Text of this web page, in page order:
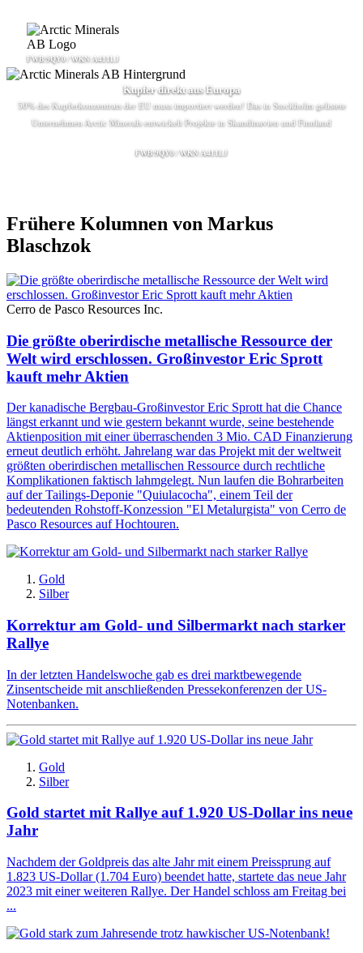
FWB:9QY0 / WKN:A411LJ
Kupfer direkt aus Europa
50% des Kupferkonzentrats der EU muss importiert werden! Das in Stockholm gelistete
Unternehmen Arctic Minerals entwickelt Projekte in Skandinavien und Finnland
FWB:9QY0 / WKN:A411LJ
Frühere Kolumnen von Markus
Blaschzok
Cerro de Pasco Resources Inc.
Die größte oberirdische metallische Ressource der
Welt wird erschlossen. Großinvestor Eric Sprott
kauft mehr Aktien
Der kanadische Bergbau-Großinvestor Eric Sprott hat die Chance
längst erkannt und wie gestern bekannt wurde, seine bestehende
Aktienposition mit einer überraschenden 3 Mio. CAD Finanzierung
erneut deutlich erhöht. Jahrelang war das Projekt mit der weltweit
größten oberirdischen metallischen Ressource durch rechtliche
Komplikationen faktisch lahmgelegt. Nun laufen die Bohrarbeiten
auf der Tailings-Deponie "Quiulacocha", einem Teil der
bedeutenden Rohstoff-Konzession "El Metalurgista" von Cerro de
Pasco Resources auf Hochtouren.
Gold
Silber
Korrektur am Gold- und Silbermarkt nach starker
Rallye
In der letzten Handelswoche gab es drei marktbewegende
Zinsentscheide mit anschließenden Pressekonferenzen der US-
Notenbanken.
Gold
Silber
Gold startet mit Rallye auf 1.920 US-Dollar ins neue
Jahr
Nachdem der Goldpreis das alte Jahr mit einem Preissprung auf
1.823 US-Dollar (1.704 Euro) beendet hatte, startete das neue Jahr
2023 mit einer weiteren Rallye. Der Handel schloss am Freitag bei
...